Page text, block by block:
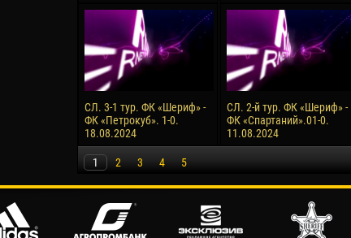
СЛ. 3-1 тур. ФК «Шериф» -
ФК «Петрокуб». 1-0.
18.08.2024
СЛ. 2-й тур. ФК «Шериф» -
ФК «Спартаний».01-0.
11.08.2024
1 2 3 4 5